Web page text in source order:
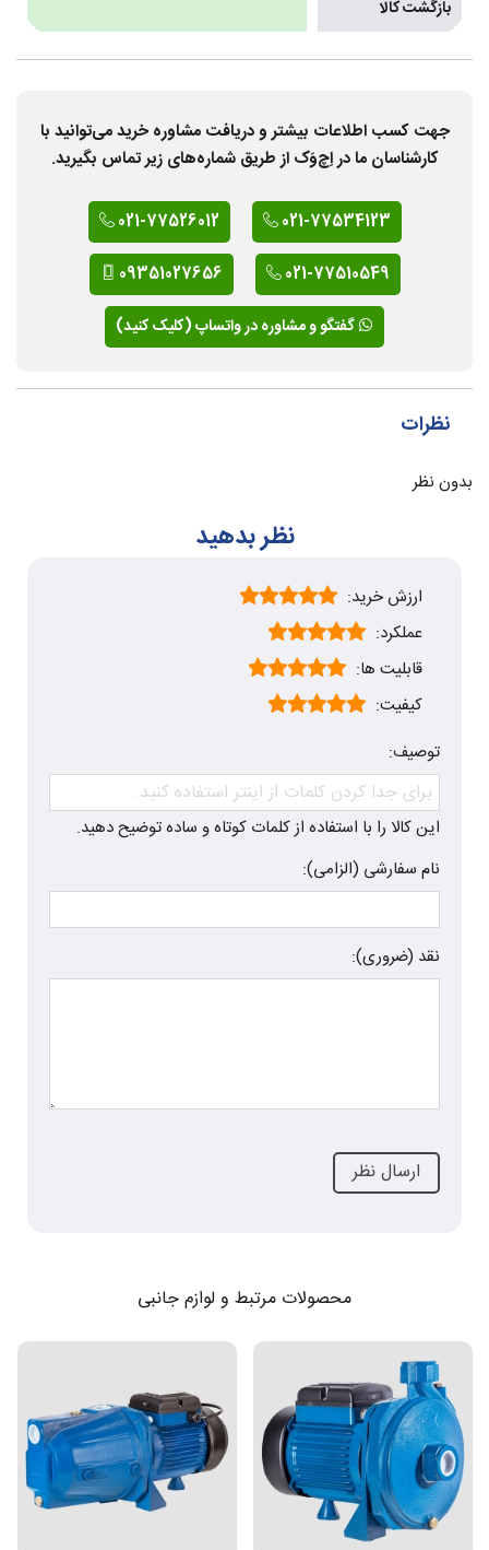
بازگشت کالا
جهت کسب اطلاعات بیشتر و دریافت مشاوره خرید می‌توانید با
کارشناسان ما در اِچ‌وَک از طریق شماره‌های زیر تماس بگیرید.
021-77534123
021-77526012
021-77510549
09351027656
گفتگو و مشاوره در واتساپ (کلیک کنید)
نظرات
بدون نظر
نظر بدهید
ارزش خرید:
عملکرد:
قابلیت ها:
کیفیت:
توصیف:
این کالا را با استفاده از کلمات کوتاه و ساده توضیح دهید.
نام سفارشی (الزامی):
نقد (ضروری):
محصولات مرتبط و لوازم جانبی